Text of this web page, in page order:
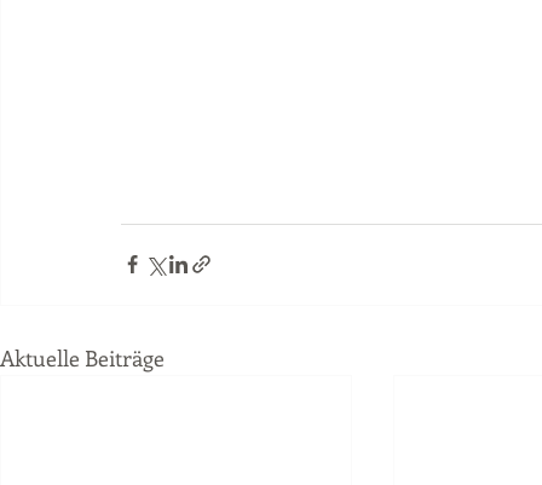
Aktuelle Beiträge